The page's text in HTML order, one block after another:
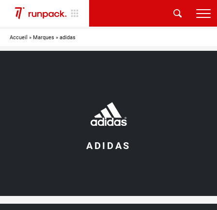
Accueil » Marques » adidas
ADIDAS